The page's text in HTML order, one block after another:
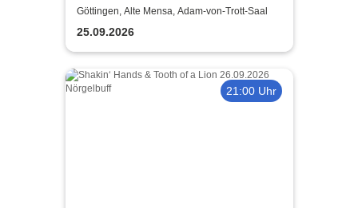
Outlander, Vikings & The Last
Kingdom
Göttingen, Alte Mensa, Adam-von-Trott-Saal
25.09.2026
21:00 Uhr